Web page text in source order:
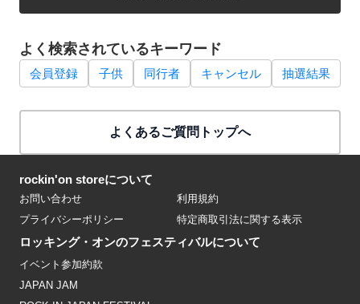
よく検索されているキーワード
会員登録 子供 同行者 キャンセル 抽選結果
よくあるご質問トップへ
rockin'on storeについて
お問い合わせ
利用規約
プライバシーポリシー
特定商取引法に関する表示
ロッキング・オンのフェスティバルについて
イベント参加約款
JAPAN JAM